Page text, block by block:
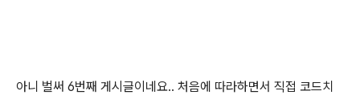
아니 벌써 6번째 게시글이네요.. 처음에 따라하면서 직접 코드치